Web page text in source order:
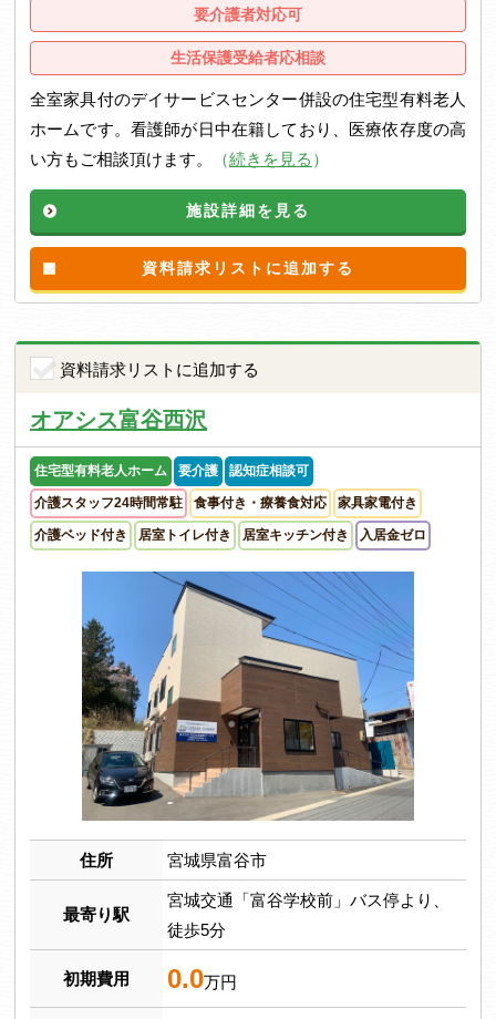
要介護者対応可
生活保護受給者応相談
全室家具付のデイサービスセンター併設の住宅型有料老人
ホームです。看護師が日中在籍しており、医療依存度の高
い方もご相談頂けます。
（続きを見る ）
施設詳細を見る
資料請求リストに追加する
資料請求リストに追加する
オアシス富谷西沢
住宅型有料老人ホーム 要介護 認知症相談可
介護スタッフ24時間常駐 食事付き・療養食対応 家具家電付き
介護ベッド付き 居室トイレ付き 居室キッチン付き 入居金ゼロ
住所 宮城県富谷市
最寄り駅
宮城交通「富谷学校前」バス停より、
徒歩5分
初期費用 0.0万円